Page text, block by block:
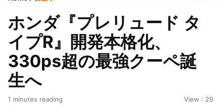
ホンダ『プレリュード タ
イプR』開発本格化、
330ps超の最強クーペ誕
生へ
1 minutes reading View : 29